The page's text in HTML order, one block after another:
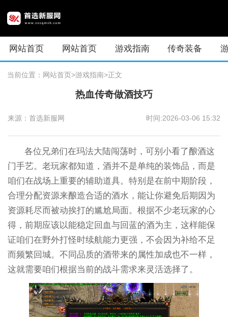
网站首页 网站首页 游戏指南 传奇装备
当前位置： 网站首页>游戏指南>正文
热血传奇做酒技巧
来源：首选新服网 时间:2026-03-06 15:32
各位兄弟们在玛法大陆闯荡时，可别小看了酿酒这
门手艺。老玩家都知道，酒并不是单纯的装饰品，而是
咱们在战场上重要的辅助道具。特别是在前中期阶段，
合理分配资源来酿造合适的酒水，能让你避免后期因为
资源耗尽而被动挨打的尴尬局面。根据不少老玩家的心
得，前期应该以能稳定回血与回蓝的酒为主，这样能保
证咱们在野外打怪时续航能力更强，不会因为补给不足
而频繁回城。不同品质的酒带来的属性加成也不一样，
这就需要咱们根据当前的战斗需求来灵活选择了。